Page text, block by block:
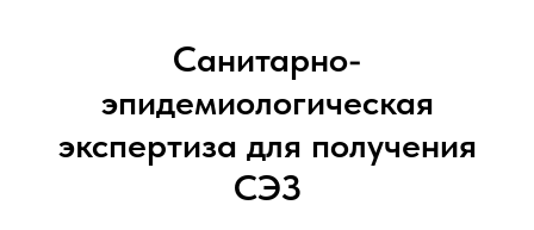
Санитарно-
эпидемиологическая
экспертиза для получения
СЭЗ